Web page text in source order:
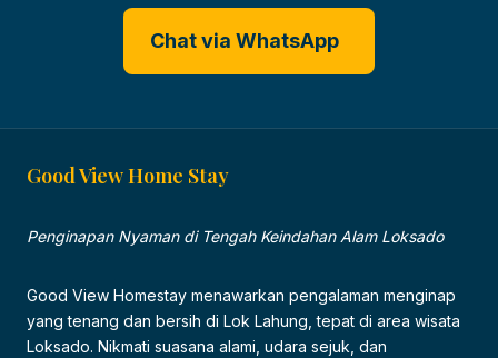
Chat via WhatsApp
Good View Home Stay
Penginapan Nyaman di Tengah Keindahan Alam Loksado
Good View Homestay menawarkan pengalaman menginap
yang tenang dan bersih di Lok Lahung, tepat di area wisata
Loksado. Nikmati suasana alami, udara sejuk, dan